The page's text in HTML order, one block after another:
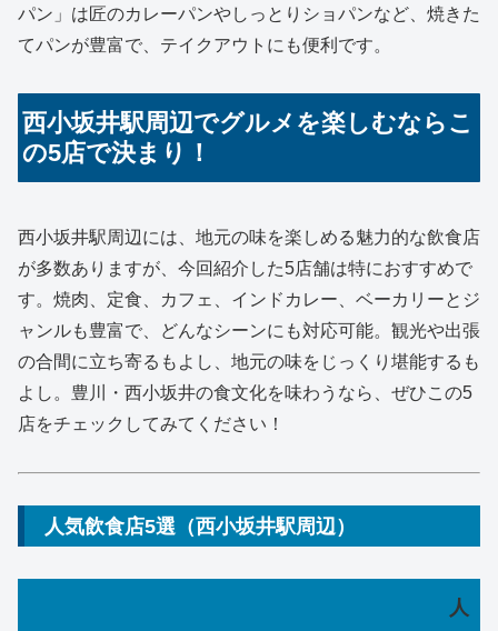
パン」は匠のカレーパンやしっとりショパンなど、焼きた
てパンが豊富で、テイクアウトにも便利です。
西小坂井駅周辺でグルメを楽しむならこ
の5店で決まり！
西小坂井駅周辺には、地元の味を楽しめる魅力的な飲食店
が多数ありますが、今回紹介した5店舗は特におすすめで
す。焼肉、定食、カフェ、インドカレー、ベーカリーとジ
ャンルも豊富で、どんなシーンにも対応可能。観光や出張
の合間に立ち寄るもよし、地元の味をじっくり堪能するも
よし。豊川・西小坂井の食文化を味わうなら、ぜひこの5
店をチェックしてみてください！
人気飲食店5選（西小坂井駅周辺）
人